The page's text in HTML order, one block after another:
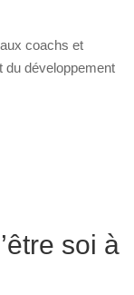
coachs et
du développement
soi à